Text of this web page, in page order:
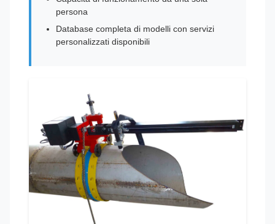
persona
Database completa di modelli con servizi
personalizzati disponibili